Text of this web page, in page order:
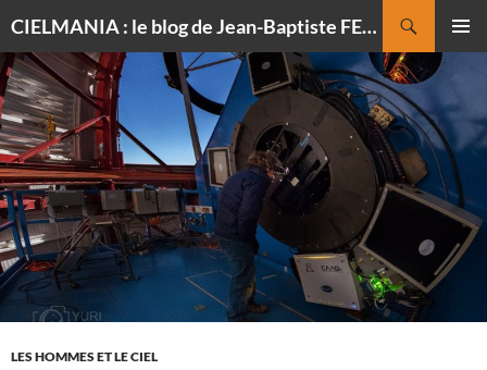
CIELMANIA : le blog de Jean-Baptiste FELDMANN, photographe du ciel
MENU
AU
CONTENU
LES HOMMES ET LE CIEL